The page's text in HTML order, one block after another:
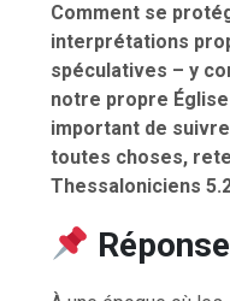
Comment se
interprétations
spéculatives – y
notre propre
important de
toutes choses,
Thessaloniciens